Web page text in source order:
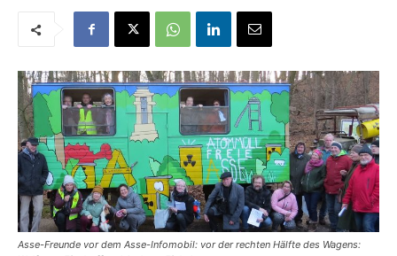
Asse-Freunde vor dem Asse-Infomobil: vor der rechten Hälfte des Wagens: